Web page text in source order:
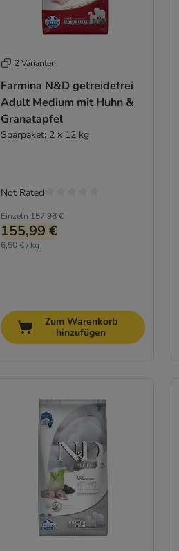
2 Varianten
Farmina N&D getreidefrei
Adult Medium mit Huhn &
Granatapfel
Sparpaket: 2 x 12 kg
Einzeln 157,98 €
155,99 €
6,50 € / kg
Not Rated
Zum Warenkorb
hinzufügen